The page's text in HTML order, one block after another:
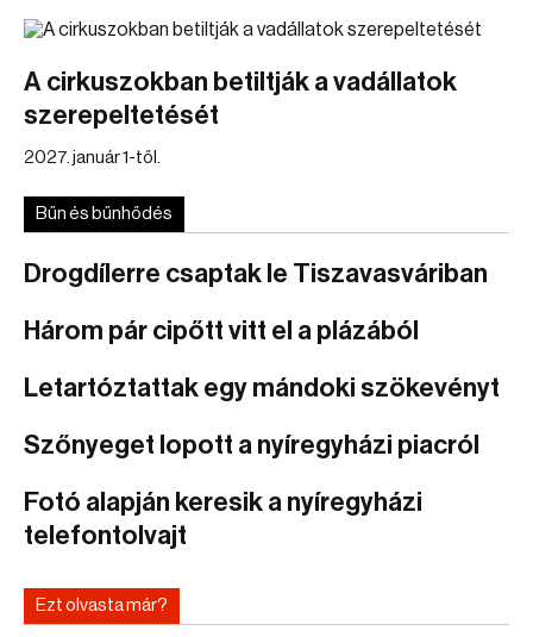
A cirkuszokban betiltják a vadállatok
szerepeltetését
2027. január 1-től.
Bűn és bűnhődés
Drogdílerre csaptak le Tiszavasváriban
Három pár cipőtt vitt el a plázából
Letartóztattak egy mándoki szökevényt
Szőnyeget lopott a nyíregyházi piacról
Fotó alapján keresik a nyíregyházi
telefontolvajt
Ezt olvasta már?